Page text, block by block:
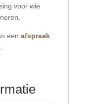
voor wie
een afspraak